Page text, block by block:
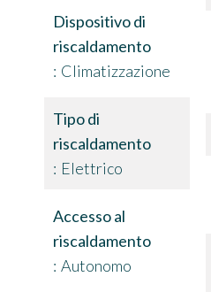
Dispositivo di
riscaldamento
Climatizzazione
Tipo di
riscaldamento
Elettrico
Accesso al
riscaldamento
Autonomo